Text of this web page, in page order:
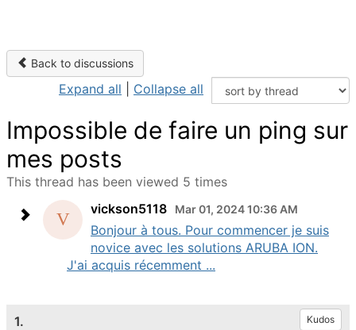
Back to discussions
Expand all Collapse all
Impossible de faire un ping sur
mes posts
This thread has been viewed 5 times
vickson5118
Mar 01, 2024 10:36 AM
Bonjour à tous. Pour commencer je suis
novice avec les solutions ARUBA ION.
J'ai acquis récemment ...
1. Kudos